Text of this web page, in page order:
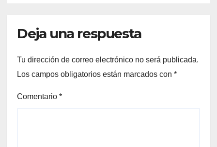
Deja una respuesta
Tu dirección de correo electrónico no será publicada.
Los campos obligatorios están marcados con *
Comentario *